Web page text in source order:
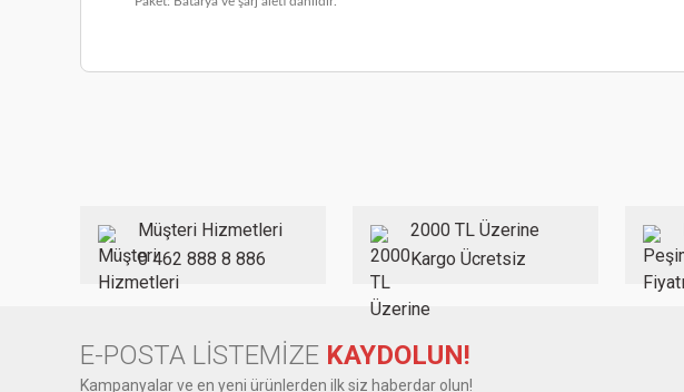
Ürün bilgilerinde hatalar bulunuyor.
Ürün fiyatı diğer sitelerden daha pahalı.
Bu ürüne benzer farklı alternatifler olmalı.
Müşteri Hizmetleri
0 462 888 8 886
2000 TL Üzerine
Kargo Ücretsiz
E-POSTA LİSTEMİZE KAYDOLUN!
Kampanyalar ve en yeni ürünlerden ilk siz haberdar olun!